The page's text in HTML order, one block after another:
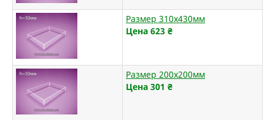
Размер 310х430мм
Цена 623 ₴
Размер 200х200мм
Цена 301 ₴